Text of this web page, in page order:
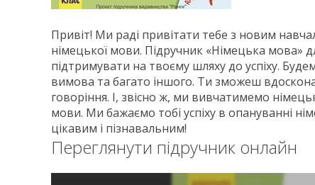
Привіт! Ми раді привітати тебе з новим
німецької мови. Підручник «Німецька мова»
підтримувати на твоєму шляху до успіху.
вимова та багато іншого. Ти зможеш
говоріння. І, звісно ж, ми вивчатимемо
мови. Ми бажаємо тобі успіху в опануванні
цікавим і пізнавальним!
Переглянути підручник онлайн